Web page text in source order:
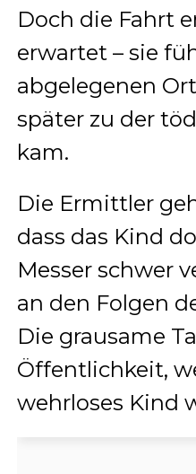
Doch die Fahrt
erwartet – sie
abgelegenen
später zu der
kam.
Die Ermittler
dass das Kind
Messer schwer
an den Folgen
Die grausame
Öffentlichkeit,
wehrloses Kind